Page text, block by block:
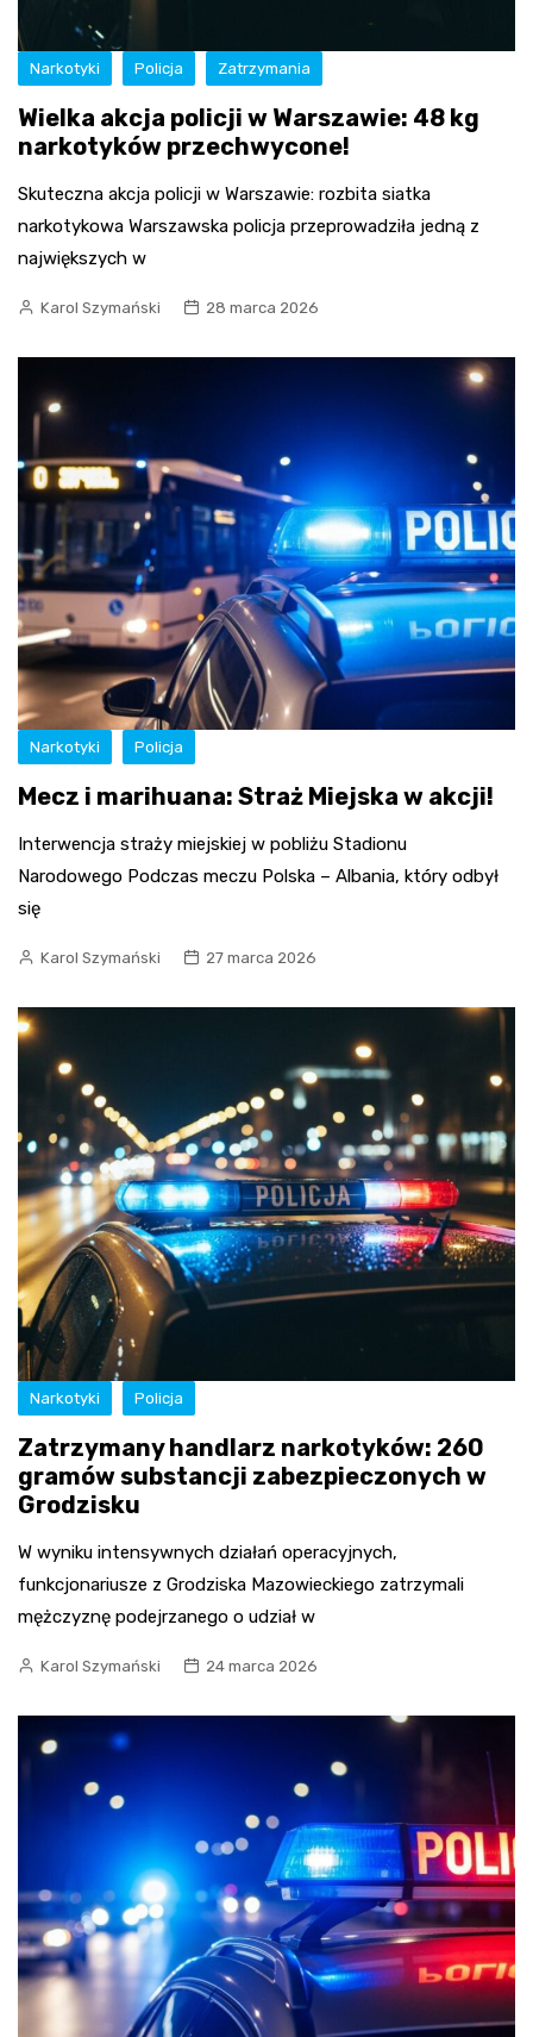
Narkotyki Policja Zatrzymania
Wielka akcja policji w Warszawie: 48 kg
narkotyków przechwycone!
Skuteczna akcja policji w Warszawie: rozbita siatka
narkotykowa Warszawska policja przeprowadziła jedną z
największych w
Karol Szymański 28 marca 2026
Narkotyki Policja
Mecz i marihuana: Straż Miejska w akcji!
Interwencja straży miejskiej w pobliżu Stadionu
Narodowego Podczas meczu Polska – Albania, który odbył
się
Karol Szymański 27 marca 2026
Narkotyki Policja
Zatrzymany handlarz narkotyków: 260
gramów substancji zabezpieczonych w
Grodzisku
W wyniku intensywnych działań operacyjnych,
funkcjonariusze z Grodziska Mazowieckiego zatrzymali
mężczyznę podejrzanego o udział w
Karol Szymański 24 marca 2026